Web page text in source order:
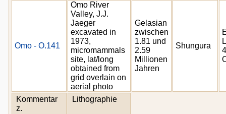
Omo - O.141
Omo River
Valley, J.J.
Jaeger
excavated in
1973,
micromammals
site, lat/long
obtained from
grid overlain on
aerial photo
Gelasian
zwischen
1.81 und
2.59
Millionen
Jahren
Shungura
Kommentar
z.
Lithographie